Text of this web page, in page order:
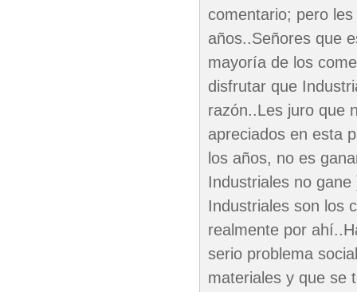
comentario; pero
años..Señores que
mayoría de los
disfrutar que
razón..Les juro que
apreciados en esta
los años, no es
Industriales no
Industriales son los
realmente por
serio problema
materiales y que se